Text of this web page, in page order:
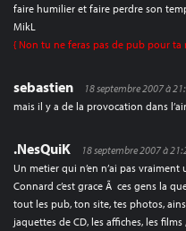
faire humilier et faire perdre son
MikL
{ Non tu ne feras pas de pub pour ta
sebastien
18 septembre 2007 à
mais il y a de la provocation dans
.NesQuiK
18 septembre 2007 à
Un metier qui n’en n’ai pas vraiment
Connard c’est grace Ã ces gens la
tout les pub, ton site, tes photos,
jaquettes de CD, les affiches, les